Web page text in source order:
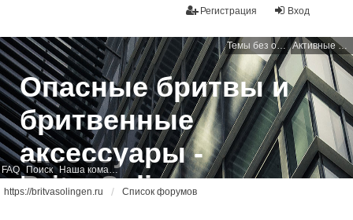
Вход
Регистрация
Темы без ответов Активные темы
FAQ Поиск Наша команда
Опасные бритвы и
бритвенные
аксессуары -
BritvaSolingen
https://britvasolingen.ru Список форумов